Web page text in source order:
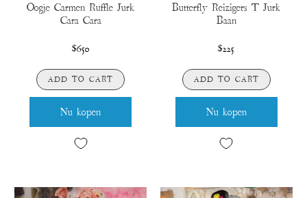
Oogje Carmen Ruffle Jurk
Cara Cara
$650
ADD TO CART
Nu kopen
Butterfly Reizigers T Jurk
Baan
$225
ADD TO CART
Nu kopen